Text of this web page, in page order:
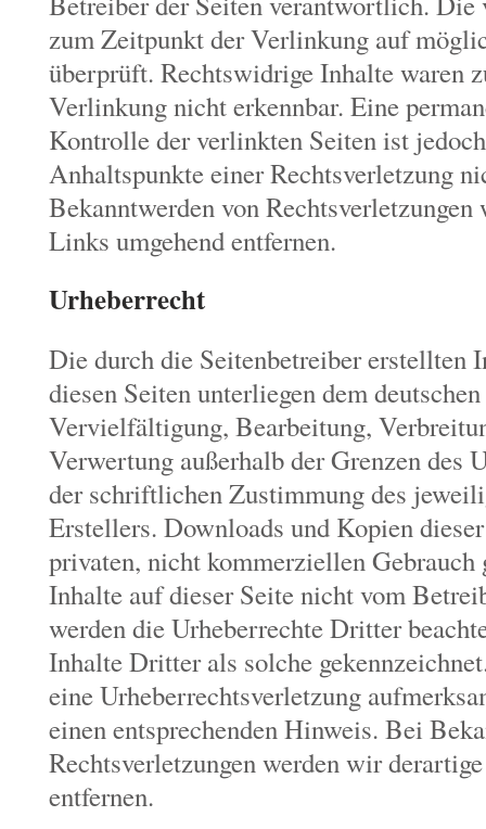
zum Zeitpunkt der Verlinkung auf
überprüft. Rechtswidrige Inhalte waren
Verlinkung nicht erkennbar. Eine
Kontrolle der verlinkten Seiten ist
Anhaltspunkte einer Rechtsverletzung
Bekanntwerden von
Links umgehend entfernen.
Urheberrecht
Die durch die Seitenbetreiber erstellten
diesen Seiten unterliegen dem
Vervielfältigung, Bearbeitung,
Verwertung außerhalb der Grenzen des
der schriftlichen Zustimmung des
Erstellers. Downloads und Kopien
privaten, nicht kommerziellen Gebrauch
Inhalte auf dieser Seite nicht vom
werden die Urheberrechte Dritter
Inhalte Dritter als solche
eine Urheberrechtsverletzung
einen entsprechenden Hinweis. Bei
Rechtsverletzungen werden wir
entfernen.